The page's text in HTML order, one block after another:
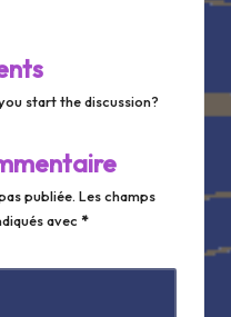
start the discussion?
publiée. Les champs
avec *